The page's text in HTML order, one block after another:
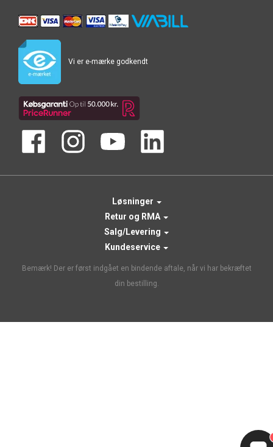
Vi er e-mærke godkendt
Løsninger
Retur og RMA
Salg/Levering
Kundeservice
Bemærk! Der er først indgået en bindende aftale, når vi har bekræftet
din bestilling.